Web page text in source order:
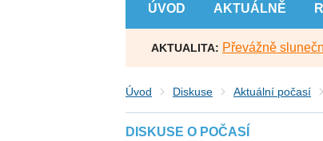
ÚVOD AKTUÁLNĚ
AKTUALITA: Převážně
Úvod Diskuse Aktuální počasí
DISKUSE O POČASÍ